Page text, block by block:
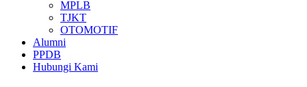
MPLB
TJKT
OTOMOTIF
Alumni
PPDB
Hubungi Kami